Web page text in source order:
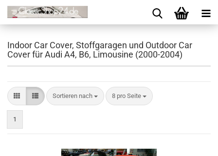
Indoor Car Cover, Stoffgaragen und Outdoor Car
Cover für Audi A4, B6, Limousine (2000-2004)
Sortieren nach 8 pro Seite
1